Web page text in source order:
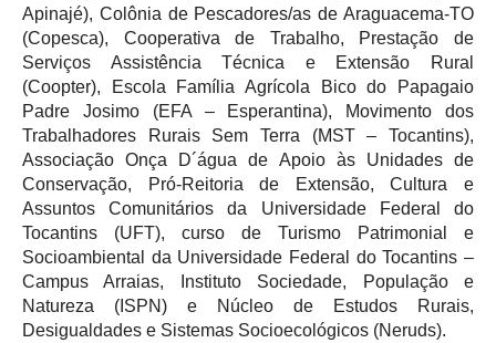
Apinajé), Colônia de Pescadores/as de Araguacema-TO
(Copesca), Cooperativa de Trabalho, Prestação de
Serviços Assistência Técnica e Extensão Rural
(Coopter), Escola Família Agrícola Bico do Papagaio
Padre Josimo (EFA – Esperantina), Movimento dos
Trabalhadores Rurais Sem Terra (MST – Tocantins),
Associação Onça D´água de Apoio às Unidades de
Conservação, Pró-Reitoria de Extensão, Cultura e
Assuntos Comunitários da Universidade Federal do
Tocantins (UFT), curso de Turismo Patrimonial e
Socioambiental da Universidade Federal do Tocantins –
Campus Arraias, Instituto Sociedade, População e
Natureza (ISPN) e Núcleo de Estudos Rurais,
Desigualdades e Sistemas Socioecológicos (Neruds).